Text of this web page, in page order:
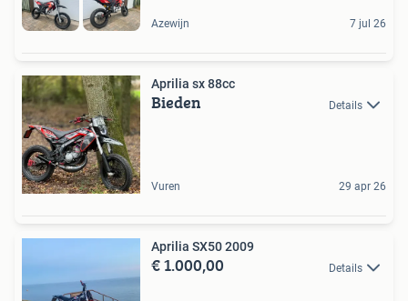
Azewijn 7 jul 26
Aprilia sx 88cc
Bieden Details
Vuren 29 apr 26
Aprilia SX50 2009
€ 1.000,00 Details